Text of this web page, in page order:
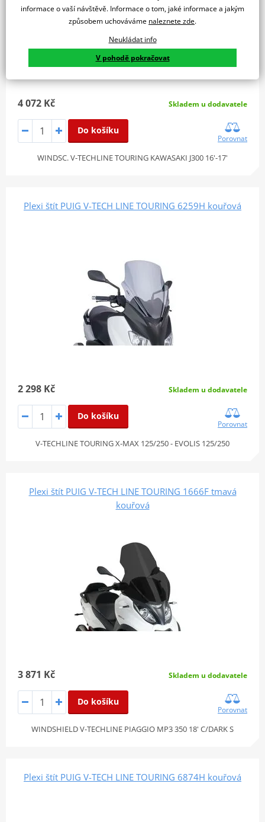
4 072 Kč Skladem u dodavatele
Do košíku
Porovnat
WINDSC. V-TECHLINE TOURING KAWASAKI J300 16'-17'
Plexi štít PUIG V-TECH LINE TOURING 6259H kouřová
2 298 Kč Skladem u dodavatele
Do košíku
Porovnat
V-TECHLINE TOURING X-MAX 125/250 - EVOLIS 125/250
Plexi štít PUIG V-TECH LINE TOURING 1666F tmavá
kouřová
3 871 Kč Skladem u dodavatele
Do košíku
Porovnat
WINDSHIELD V-TECHLINE PIAGGIO MP3 350 18' C/DARK S
Plexi štít PUIG V-TECH LINE TOURING 6874H kouřová
informace o vaší návštěvě. Informace o tom, jaké informace a jakým
způsobem uchováváme naleznete zde.
Neukládat info
V pohodě pokračovat